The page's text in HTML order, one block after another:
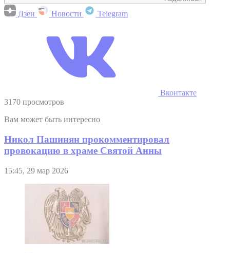
Дзен Новости Telegram
Вконтакте
3170 просмотров
Вам может быть интересно
Никол Пашинян прокомментировал
провокацию в храме Святой Анны
15:45, 29 мар 2026